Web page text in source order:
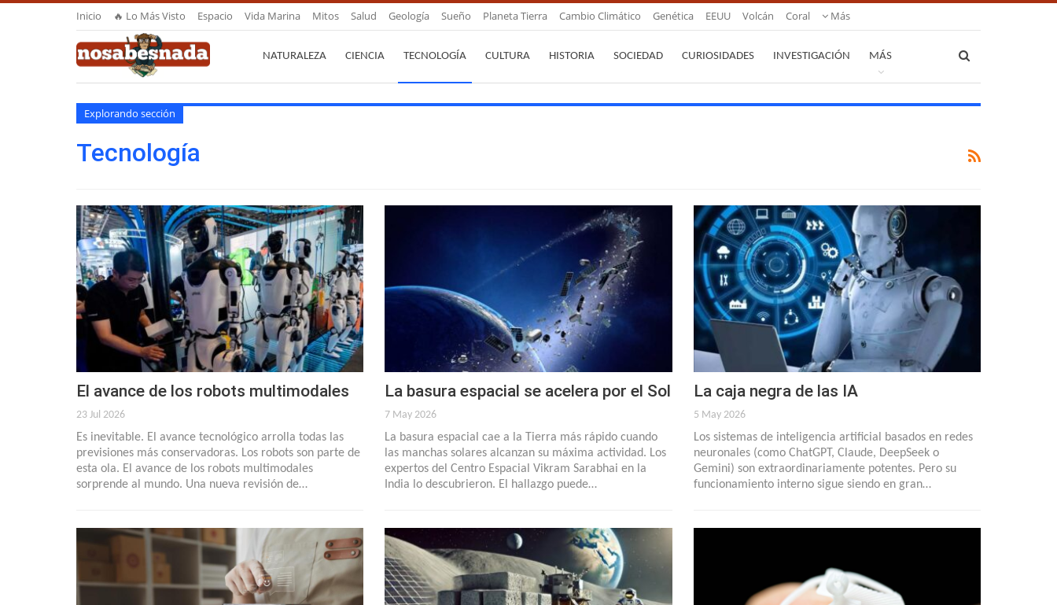
Inicio 🔥 Lo Más Visto Espacio Vida Marina Mitos Salud Geología Sueño Planeta Tierra Cambio Climático Genética EEUU Volcán Coral Más
NATURALEZA CIENCIA TECNOLOGÍA CULTURA HISTORIA SOCIEDAD CURIOSIDADES INVESTIGACIÓN MÁS
Explorando sección
Tecnología
El avance de los robots multimodales
23 Jul 2026
Es inevitable. El avance tecnológico arrolla todas las
previsiones más conservadoras. Los robots son parte de
esta ola. El avance de los robots multimodales
sorprende al mundo. Una nueva revisión de…
La basura espacial se acelera por el Sol
7 May 2026
La basura espacial cae a la Tierra más rápido cuando
las manchas solares alcanzan su máxima actividad. Los
expertos del Centro Espacial Vikram Sarabhai en la
India lo descubrieron. El hallazgo puede…
La caja negra de las IA
5 May 2026
Los sistemas de inteligencia artificial basados en redes
neuronales (como ChatGPT, Claude, DeepSeek o
Gemini) son extraordinariamente potentes. Pero su
funcionamiento interno sigue siendo en gran…